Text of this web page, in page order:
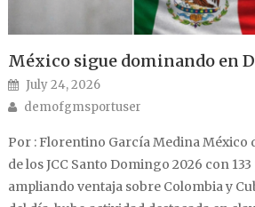
México sigue dominando en
Posted on
July 24, 2026
Author
demofgmsportuser
Por : Florentino García Medina México
de los JCC Santo Domingo 2026 con
ampliando ventaja sobre Colombia y